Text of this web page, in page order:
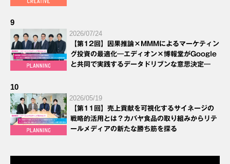
9
2026/07/24
【第12回】因果推論×MMMによるマーケティン
グ投資の最適化―エディオン×博報堂がGoogle
と共同で実践するデータドリブンな意思決定―
10
2026/05/19
【第11回】売上貢献を可視化するサイネージの
戦略的活用とは？カバヤ食品の取り組みからリテ
ールメディアの新たな勝ち筋を探る